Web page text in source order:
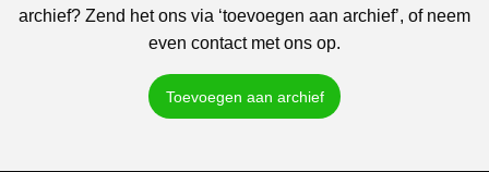
archief? Zend het ons via ‘toevoegen aan archief’, of neem
even contact met ons op.
Toevoegen aan archief